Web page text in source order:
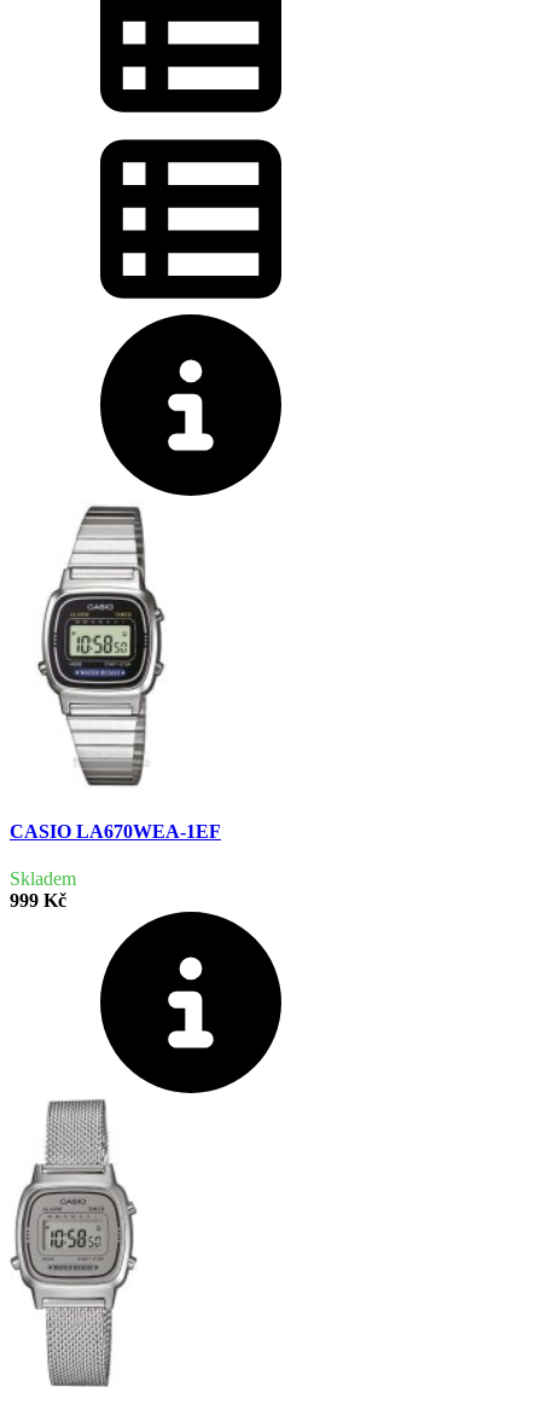
CASIO LA670WEA-1EF
Skladem
999 Kč